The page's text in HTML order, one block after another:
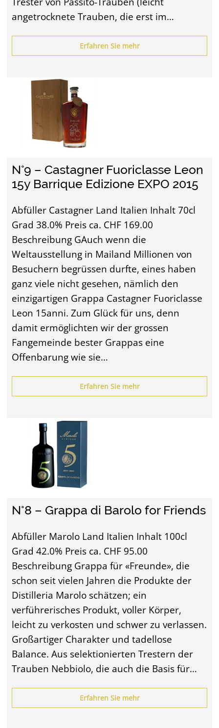
angetrocknete Trauben, die erst im…
Erfahren Sie mehr
N°9 – Castagner Fuoriclasse Leon
15y Barrique Edizione EXPO 2015
Abfüller Castagner Land Italien Inhalt 70cl
Grad 38.0% Preis ca. CHF 169.00
Beschreibung GAuch wenn die
Weltausstellung in Mailand Millionen von
Besuchern begrüssen durfte, eines haben
ganz viele nicht gesehen, nämlich den
einzigartigen Grappa Castagner Fuoriclasse
Leon 15anni. Zum Glück für uns, denn
damit ermöglichten wir der grossen
Fangemeinde bester Grappas eine
Offenbarung wie sie…
Erfahren Sie mehr
N°8 – Grappa di Barolo for Friends
Abfüller Marolo Land Italien Inhalt 100cl
Grad 42.0% Preis ca. CHF 95.00
Beschreibung Grappa für «Freunde», die
schon seit vielen Jahren die Produkte der
Distilleria Marolo schätzen; ein
verführerisches Produkt, voller Körper,
leicht zu verkosten und schwer zu verlassen.
Großartiger Charakter und tadellose
Balance. Aus selektionierten Trestern der
Trauben Nebbiolo, die auch die Basis für…
Erfahren Sie mehr